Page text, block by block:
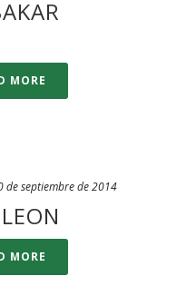
MORE
de septiembre de 2014
MORE